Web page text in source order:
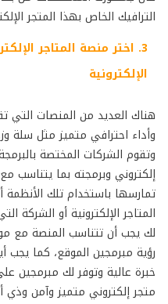
الترافيك الخاص بهذا المتجر
3. اختر منصة المتاجر
الإلكترونية
هناك العديد من المنصات التي
وأداء احترافي متميز مثل سلة
وتقوم الشركات المختصة
إلكتروني وبرمجته بما يتناسب مع
تمارسها باستخدام تلك الأنظمة
المتاجر الإلكترونية أو الشركة
لك يجب أن تتناسب المنصة مع
رؤية مبرمجين الموقع، كما يجب
خبرة عالية وتوفر لك مبرمجين
متجر إلكتروني متميز وآمن وذي